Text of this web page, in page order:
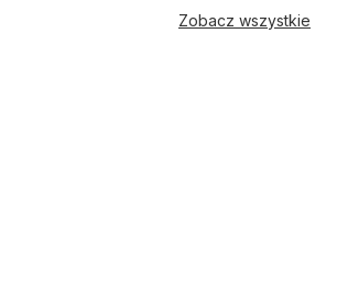
Zobacz wszystkie